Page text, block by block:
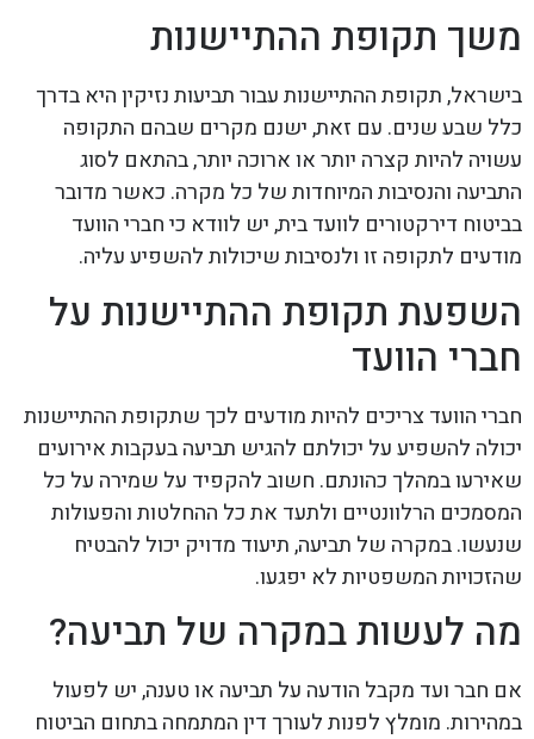
משך תקופת ההתיישנות
בישראל, תקופת ההתיישנות עבור תביעות נזיקין היא בדרך
כלל שבע שנים. עם זאת, ישנם מקרים שבהם התקופה
עשויה להיות קצרה יותר או ארוכה יותר, בהתאם לסוג
התביעה והנסיבות המיוחדות של כל מקרה. כאשר מדובר
בביטוח דירקטורים לוועד בית, יש לוודא כי חברי הוועד
מודעים לתקופה זו ולנסיבות שיכולות להשפיע עליה.
השפעת תקופת ההתיישנות על
חברי הוועד
חברי הוועד צריכים להיות מודעים לכך שתקופת ההתיישנות
יכולה להשפיע על יכולתם להגיש תביעה בעקבות אירועים
שאירעו במהלך כהונתם. חשוב להקפיד על שמירה על כל
המסמכים הרלוונטיים ולתעד את כל ההחלטות והפעולות
שנעשו. במקרה של תביעה, תיעוד מדויק יכול להבטיח
שהזכויות המשפטיות לא יפגעו.
מה לעשות במקרה של תביעה?
אם חבר ועד מקבל הודעה על תביעה או טענה, יש לפעול
במהירות. מומלץ לפנות לעורך דין המתמחה בתחום הביטוח